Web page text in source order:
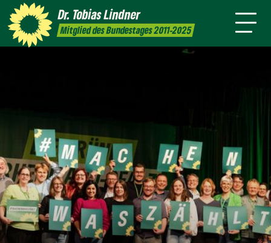
Dr. TobiasLindner
Mitglied des Bundestages 2011-2025
Leichte
Sprache
Presse Kontakt
Amt